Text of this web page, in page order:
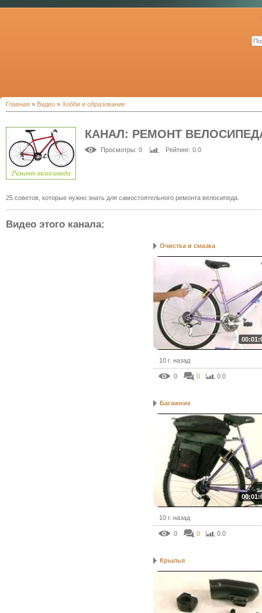
Главная » Видео » Хобби и образование
КАНАЛ: РЕМОНТ
Просмотры: 0 Рейтинг: 0.0
25 советов, которые нужно знать для самостоятельного ремонта велосипеда.
Видео этого канала:
Очистка и смазка
10 г. назад
0 0 0.0
Багажник
10 г. назад
0 0 0.0
Крылья